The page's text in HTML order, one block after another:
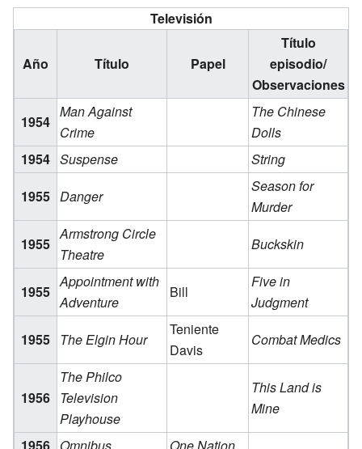
Televisión
Año Título Papel
Título
episodio/
Observaciones
1954
Man Against
Crime
The Chinese
Dolls
1954 Suspense
String
1955 Danger
Season for
Murder
1955
Armstrong Circle
Theatre
Buckskin
1955
Appointment with
Adventure
Bill
Five in
Judgment
1955 The Elgin Hour
Teniente
Davis
Combat Medics
1956
The Philco
Television
Playhouse
This Land is
Mine